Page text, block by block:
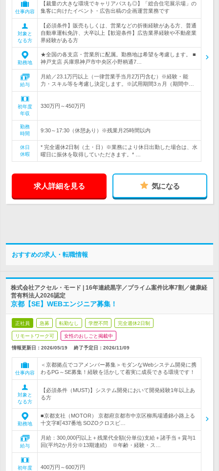
仕事内容
【裁量の大きな環境でキャリアパスも◎】「総合住宅展示場」の
集客に向けたイベント・広告出稿の企画運営業務です
対象と
なる方
【必須条件】販売もしくは、営業などの折衝経験がある方、普通
自動車運転免許、大卒以上【歓迎条件】広告業界経験や不動産業
界経験がある方
勤務地
★全国の各支店・営業所に配属。勤務地は希望を考慮します。 ■
神戸支店 兵庫県神戸市中央区小野柄通7…
給与
月給／23.1万円以上（一律営業手当月2万円含む）※経験・能
力・スキル等を考慮し決定します。※試用期間3ヵ月（期間中…
初年度
年収
330万円～450万円
勤務
時間
9:30～17:30（休憩あり）※残業月25時間以内
休日
休暇
* 完全週休2日制（土・日）※業務により休日出勤した場合は、水
曜日に振休を取得していただきます。* …
求人詳細を見る 気になる
おすすめの求人・転職情報
株式会社アクセル・モード | 16年連続黒字／プライム案件比率7割／健康経
営有料法人2026認定
京都【SE】WEBエンジニア募集！
正社員 急募 転勤なし 学歴不問 完全週休2日制
リモートワーク可 女性のおしごと掲載中
情報更新日：2026/05/19 終了予定日： 2026/11/09
仕事内容
＜京都拠点でコアメンバー募集＞モダンなWebシステム開発に携
わるPG～SE募集！経験を活かして着実に成長できる環境です！
対象と
なる方
【必須条件（MUST)】システム開発において開発経験1年以上あ
る方
勤務地
■京都支社（MOTOR） 京都府京都市中京区柳馬場通錦小路上る
十文字町437番地 SOZOクロスビ…
給与
月給：300,000円以上＋残業代全額(分単位)支給＋諸手当＋賞与1
回(平均2か月分※13期連続) ※年齢・経験・ス…
初年度
400万円～600万円